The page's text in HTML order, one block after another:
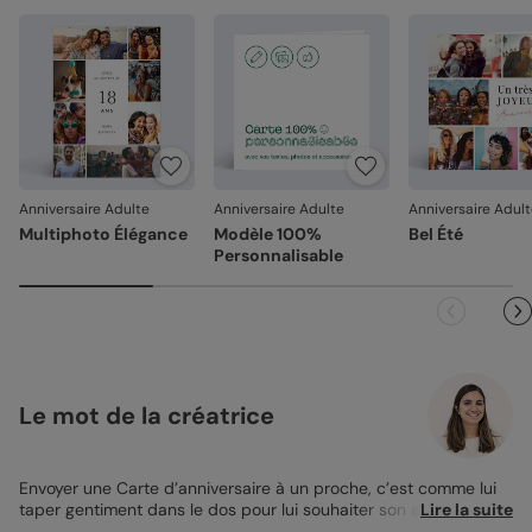
Anniversaire Adulte
Multiphoto Élégance
Anniversaire Adulte
Modèle 100%
Personnalisable
Anniversaire
Bel Été
Le mot de la créatrice
Envoyer une Carte d’anniversaire à un proche, c’est comme lui
taper gentiment dans le dos pour lui souhaiter son anniversaire
Lire la suite